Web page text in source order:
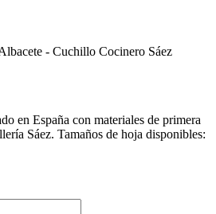
en España con materiales de primera
Sáez. Tamaños de hoja disponibles: